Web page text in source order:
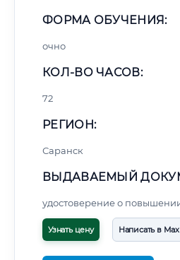
ФОРМА ОБУЧЕНИЯ:
очно
КОЛ-ВО ЧАСОВ:
72
РЕГИОН:
Саранск
ВЫДАВАЕМЫЙ
удостоверение о
Узнать цену Написать в Max